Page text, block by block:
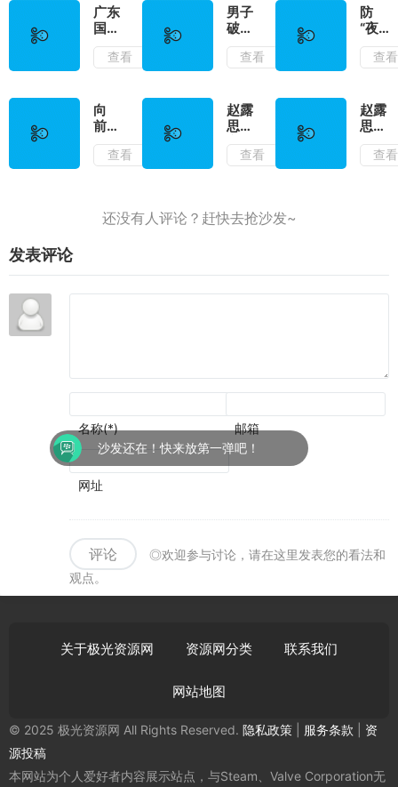
赛
道，
1000+
证逼
让
已成
立工
展开
调查
广东
国补
何时
首日
13分
空，
各地
明显
查看
男子
破坏
军婚
致军
孕，
获刑
查看
防
“夜
雨”！
广州
暴雨
红色
查看
向
前！
向
前！
查看
赵露
思发
文控
诉经
现在
查看
赵露
思合
约到
2030
查看
发表评论
名称(*) 邮箱
网址
评论
◎欢迎参与讨论，请在这里发表您的看法和
观点。
关于极光资源网 资源网分类 联系我们
网站地图
© 2025 极光资源网 All Rights Reserved. 隐私政策 服务条款
资
源投稿
本网站为个人爱好者内容展示站点，与Steam、Valve Corporation无
沙发还在！快来放第一弹吧！